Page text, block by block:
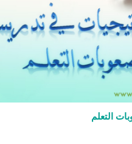
التعلم